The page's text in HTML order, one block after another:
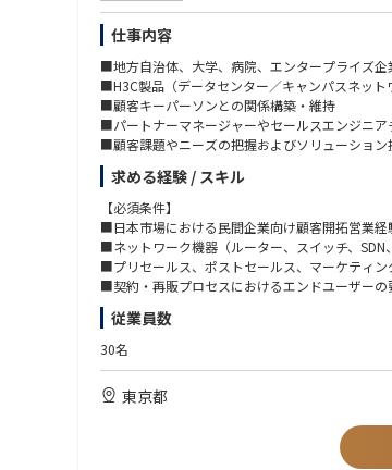
仕事内容
■地方自治体、大学、病院、エンタープライズ
■H3C製品（データセンター／キャンパスネッ
■顧客キーパーソンとの関係構築・維持
■パートナーマネージャーやセールスエンジニ
■顧客課題やニーズの把握およびソリューション
■担当地域・指名アカウントに基づくマーケティ
求める経験 / スキル
【必須条件】
■日本市場における民間企業向け顧客開拓営業経
■ネットワーク機器（ルーター、スイッチ、SDN
■プリセールス、ポストセールス、マーケティ
■契約・再販プロセスにおけるエンドユーザーの
【歓迎条件】
■社内外のあらゆるレベルの関係者と円滑な関係
■顧客および地域パートナーへの出張対応が可能
従業員数
30名
東京都